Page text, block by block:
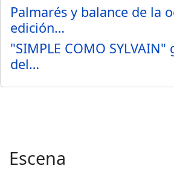
Palmarés y balance de la
edición…
"SIMPLE COMO SYLVAIN"
del…
Escena